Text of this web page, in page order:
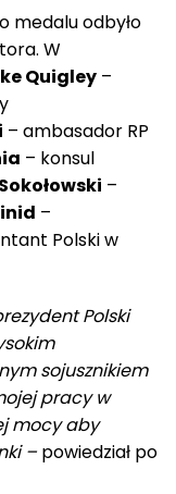
medalu odbyło
W
Quigley –
– ambasador RP
– konsul
–
–
Polski w
Polski
sojusznikiem
pracy w
mocy aby
– powiedział po